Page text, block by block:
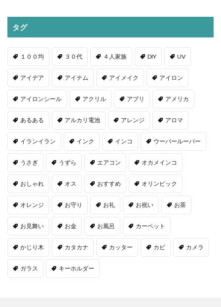
タグ
１００均 ３０代 ４人家族 DIY UV
アイデア アイテム アイメイク アイロン
アイロンシール アクリル アプリ アメリカ
あるある アルカリ電池 アレンジ アロマ
イランイラン インク インコ ウーパールーパー
うさぎ うずら エアコン オカメインコ
おしゃれ オス おすすめ オリンピック
オレンジ お守り お礼 お祝い お茶
お見舞い お金 お風呂 カーペット
かじり木 カタカナ カッター カビ カメラ
ガラス キーホルダー